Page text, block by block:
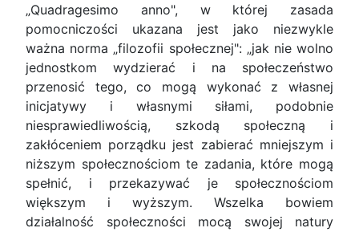
„Quadragesimo anno", w której zasada
pomocniczości ukazana jest jako niezwykle
ważna norma „filozofii społecznej": „jak nie wolno
jednostkom wydzierać i na społeczeństwo
przenosić tego, co mogą wykonać z własnej
inicjatywy i własnymi siłami, podobnie
niesprawiedliwością, szkodą społeczną i
zakłóceniem porządku jest zabierać mniejszym i
niższym społecznościom te zadania, które mogą
spełnić, i przekazywać je społecznościom
większym i wyższym. Wszelka bowiem
działalność społeczności mocą swojej natury